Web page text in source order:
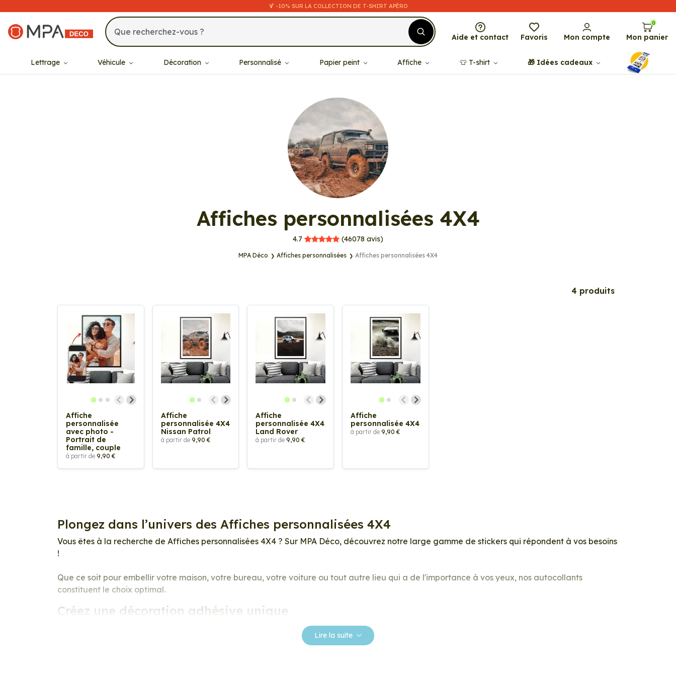
🍹 -10% SUR LA COLLECTION DE T-SHIRT APÉRO
MPA Déco
Aide et contact Favoris Mon compte
0
Mon panier
Lettrage Véhicule Décoration Personnalisé Papier peint Affiche 👕​​ T-shirt 🎁​ Idées cadeaux
Affiches personnalisées 4X4
MPA Déco
4.7 (46078 avis)
MPA Déco Affiches personnalisées Affiches personnalisées 4X4
4 produits
Affiche
personnalisée
avec photo -
Portrait de
famille, couple
à partir de 9,90 €
Affiche
personnalisée 4X4
Nissan Patrol
à partir de 9,90 €
Affiche
personnalisée 4X4
Land Rover
à partir de9,90 €
Affiche
personnalisée 4X4
à partir de 9,90 €
Plongez dans l’univers des Affiches personnalisées 4X4
Vous êtes à la recherche de Affiches personnalisées 4X4 ? Sur MPA Déco, découvrez notre large gamme de stickers qui répondent à vos besoins
!
Que ce soit pour embellir votre maison, votre bureau, votre voiture ou tout autre lieu qui a de l'importance à vos yeux, nos autocollants
constituent le choix optimal.
Créez une décoration adhésive unique
Parcourez notre catalogue riche en designs ! Vous souhaitez offrir un style unique et élégant à votre auto, moto, camping-car ou votre intérieur
afin qu’il puisse refléter votre univers et votre personnalité ? Les Affiches personnalisées 4X4 sont l’accessoire qu’il vous faut !
Lire la suite